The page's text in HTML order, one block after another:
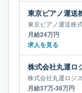
東京ピアノ運送株
月給24万円
求人を見る
株式会社丸運ロジ
月給37万-38万円